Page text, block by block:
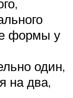
формы у
один,
на два,